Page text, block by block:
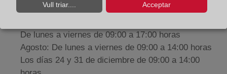
Horario:
De lunes a viernes de 09:00 a 17:00 horas
Agosto: De lunes a viernes de 09:00 a 14:00 horas
Los días 24 y 31 de diciembre de 09:00 a 14:00
Vull triar.... Acceptar